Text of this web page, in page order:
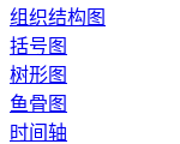
组织结构图
括号图
树形图
鱼骨图
时间轴